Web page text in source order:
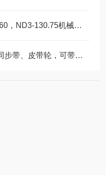
施耐博格微型滑台ND3-105.60，ND3-130.75机械装配轴承
福业选供盖茨，马牌、三星同步带、皮带轮，可带图纸加工定制。